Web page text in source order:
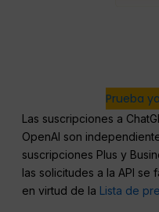
Prueba
Las suscripciones a
OpenAI son
suscripciones Plus y
las solicitudes a la API
en virtud de la Lista de